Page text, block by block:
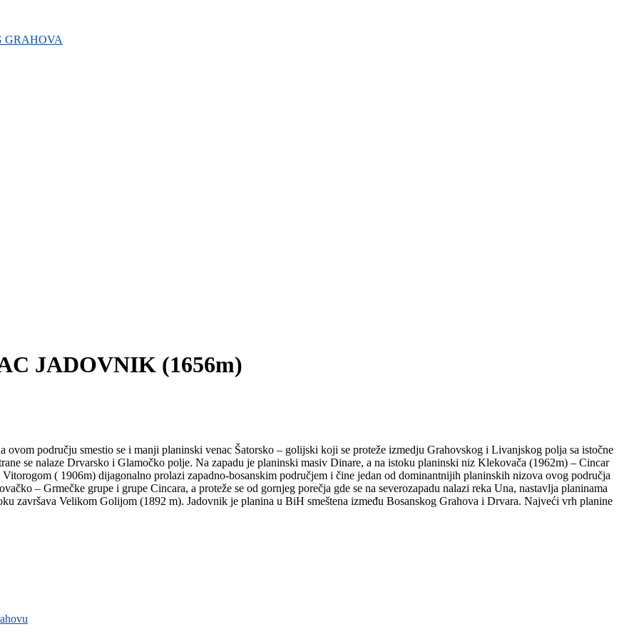
JADOVNIK (1656m)
području smestio se i manji planinski venac Šatorsko – golijski koji se proteže izmedju Grahovskog i Livanjskog polja sa istočne
se nalaze Drvarsko i Glamočko polje. Na zapadu je planinski masiv Dinare, a na istoku planinski niz Klekovača (1962m) – Cincar
( 1906m) dijagonalno prolazi zapadno-bosanskim područjem i čine jedan od dominantnijih planinskih nizova ovog područja
– Grmečke grupe i grupe Cincara, a proteže se od gornjeg porečja gde se na severozapadu nalazi reka Una, nastavlja planinama
završava Velikom Golijom (1892 m). Jadovnik je planina u BiH smeštena između Bosanskog Grahova i Drvara. Najveći vrh planine